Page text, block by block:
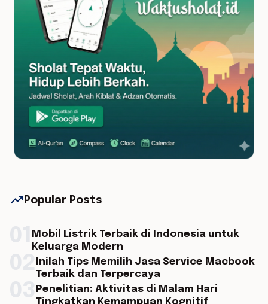
trending_up Popular Posts
Mobil Listrik Terbaik di Indonesia untuk
Keluarga Modern
Inilah Tips Memilih Jasa Service Macbook
Terbaik dan Terpercaya
Penelitian: Aktivitas di Malam Hari
Tingkatkan Kemampuan Kognitif